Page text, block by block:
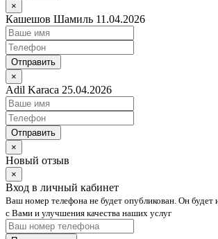
×
Кашешов Шамиль 11.04.2026
Отправить
×
Adil Karaca 25.04.2026
Отправить
×
Новый отзыв
×
Вход в личный кабинет
Ваш номер телефона не будет опубликован. Он будет
с Вами и улучшения качества наших услуг